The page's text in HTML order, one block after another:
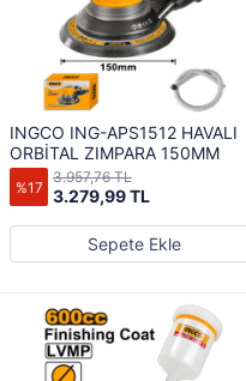
INGCO ING-APS1512 HAVALI
ORBİTAL ZIMPARA 150MM
%17 3.279,99 TL
3.957,76 TL
Sepete Ekle